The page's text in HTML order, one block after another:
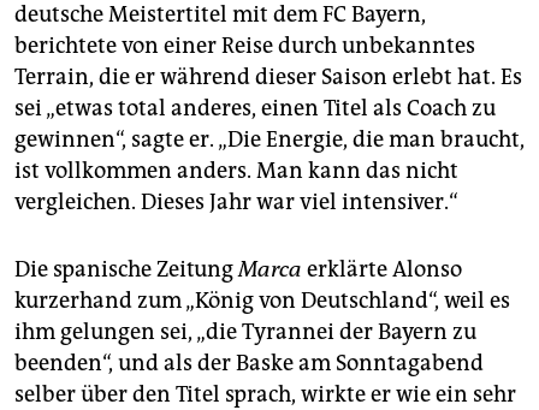
deutsche Meistertitel mit dem FC Bayern,
berichtete von einer Reise durch unbekanntes
Terrain, die er während dieser Saison erlebt hat. Es
sei „etwas total anderes, einen Titel als Coach zu
gewinnen“, sagte er. „Die Energie, die man braucht,
ist vollkommen anders. Man kann das nicht
vergleichen. Dieses Jahr war viel intensiver.“
Die spanische ZeitungMarca erklärte Alonso
kurzerhand zum „König von Deutschland“, weil es
ihm gelungen sei, „die Tyrannei der Bayern zu
beenden“, und als der Baske am Sonntagabend
selber über den Titel sprach, wirkte er wie ein sehr